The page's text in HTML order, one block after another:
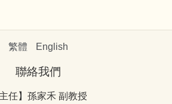
繁體 English
聯絡我們
主任】孫家禾 副教授